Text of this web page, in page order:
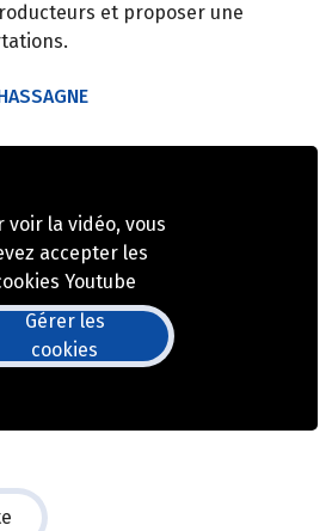
et proposer une
voir la vidéo, vous
accepter les
Youtube
Gérer les
cookies